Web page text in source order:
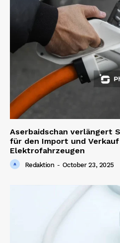
Company
About us
Contact us
Aserbaidschan verlängert
für den Import und Verkauf
Elektrofahrzeugen
Redaktion - October 23, 2025